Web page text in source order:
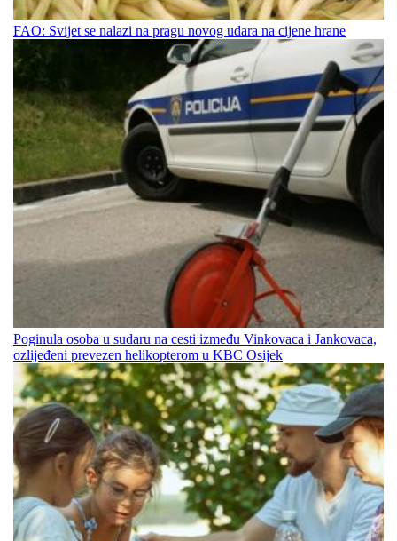
FAO: Svijet se nalazi na pragu novog udara na cijene hrane
Poginula osoba u sudaru na cesti između Vinkovaca i Jankovaca,
ozlijeđeni prevezen helikopterom u KBC Osijek